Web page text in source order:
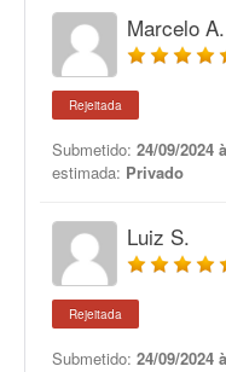
Marcelo A.
Rejeitada
Submetido: 24/09/2024
estimada: Privado
Luiz S.
Rejeitada
Submetido: 24/09/2024